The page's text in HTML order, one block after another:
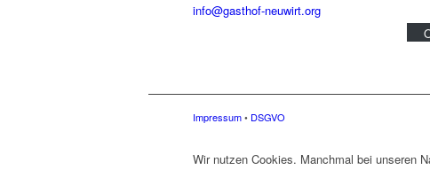
info@gasthof-neuwirt.org
Impressum• DSGVO
Wir nutzen Cookies. Manchmal bei unseren